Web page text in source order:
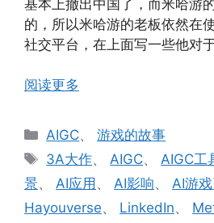
基本上撤出中国了，而米哈游
的，所以米哈游的老板依然在
社交平台，在上面写一些他对
阅读更多
分
类
AIGC、游戏的故事
标
签
3A大作、AIGC、AIGC工
景、 AI应用 、 AI影响、 AI游
Hayouverse、 LinkedIn、